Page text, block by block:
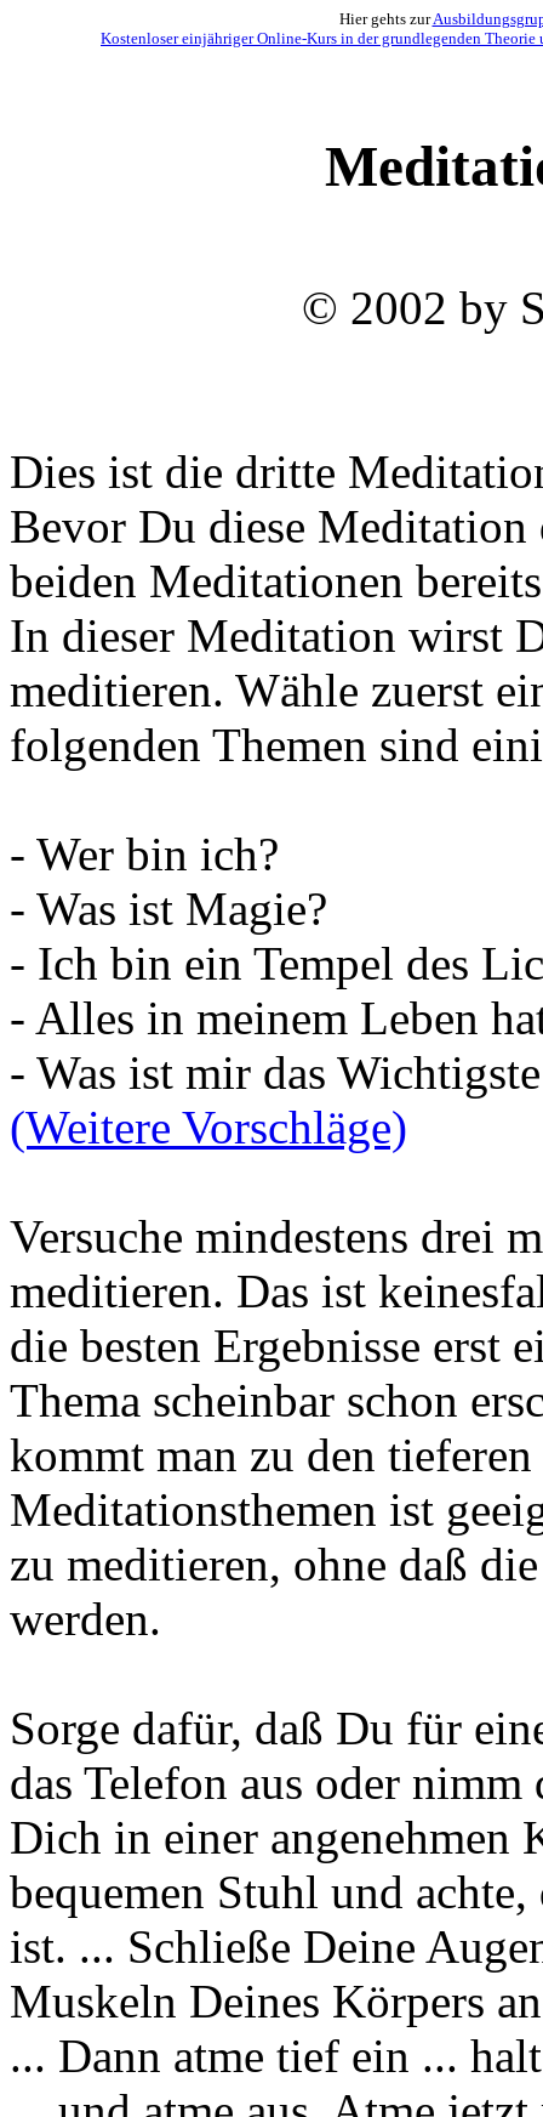
Hier gehts zur
Kostenloser einjähriger Online-Kurs in der grundlegenden
© 2002 by
Dies ist die dritte
Bevor Du diese
beiden Meditationen
In dieser Meditation wirst
meditieren. Wähle zuerst
folgenden Themen sind
- Wer bin ich?
- Was ist Magie?
- Ich bin ein Tempel des
- Alles in meinem Leben
- Was ist mir das
(Weitere Vorschläge)
Versuche mindestens drei
meditieren. Das ist
die besten Ergebnisse erst
Thema scheinbar schon
kommt man zu den
Meditationsthemen ist
zu meditieren, ohne daß
werden.
Sorge dafür, daß Du für
das Telefon aus oder
Dich in einer angenehmen
bequemen Stuhl und
ist. ... Schließe Deine
Muskeln Deines Körpers
... Dann atme tief ein ...